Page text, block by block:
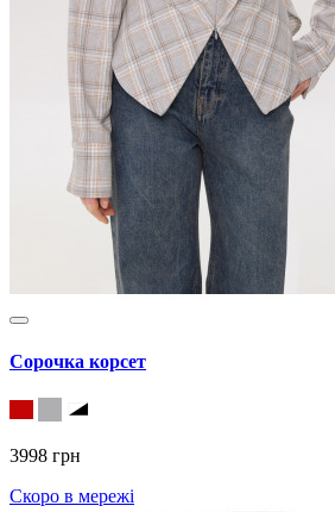
Сорочка корсет
3998 грн
Скоро в мережі